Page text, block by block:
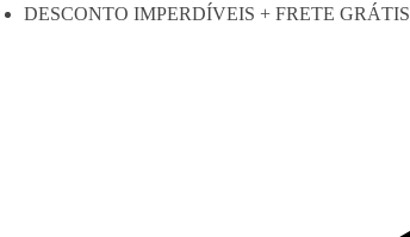
DESCONTO IMPERDÍVEIS + FRETE GRÁTIS